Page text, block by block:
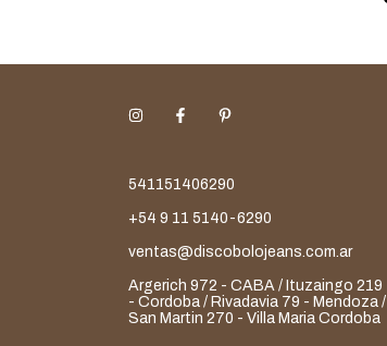
541151406290
+54 9 11 5140-6290
ventas@discobolojeans.com.ar
Argerich 972 - CABA / Ituzaingo 219
- Cordoba / Rivadavia 79 - Mendoza /
San Martin 270 - Villa Maria Cordoba